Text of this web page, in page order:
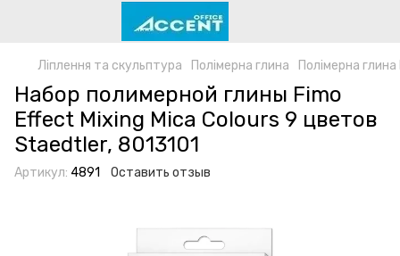
Ліплення та скульптура Полімерна глина Полімерна
Набор полимерной глины Fimo
Effect Mixing Mica Colours 9 цветов
Staedtler, 8013101
Артикул: 4891 Оставить отзыв